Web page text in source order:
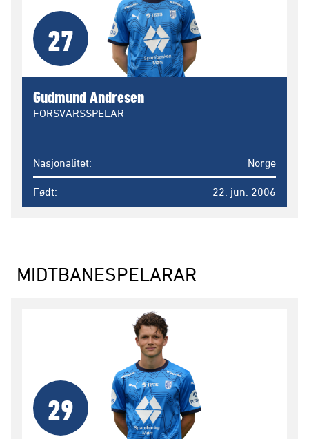
27
Gudmund Andresen
FORSVARSSPELAR
Nasjonalitet Norge
Født 22. jun. 2006
MIDTBANESPELARAR
29